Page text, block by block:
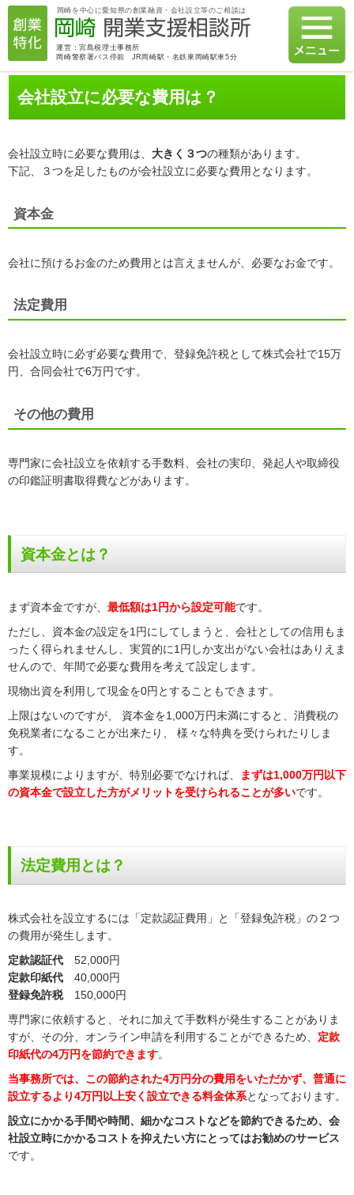
岡崎を中心に愛知県の創業融資・会社設立等のご相談は
運営：宮島税理士事務所
岡崎警察署バス停前 JR岡崎駅・名鉄東岡崎駅車5分
会社設立に必要な費用は？
会社設立時に必要な費用は、 大きく３つの種類があります。
下記、３つを足したものが会社設立に必要な費用となります。
資本金
会社に預けるお金のため費用とは言えませんが、必要なお金です。
法定費用
会社設立時に必ず必要な費用で、登録免許税として株式会社で15万
円、合同会社で6万円です。
その他の費用
専門家に会社設立を依頼する手数料、会社の実印、発起人や取締役
の印鑑証明書取得費などがあります。
資本金とは？
まず資本金ですが、 最低額は1円から設定可能です。
ただし、資本金の設定を1円にしてしまうと、会社としての信用もま
ったく得られませんし、実質的に1円しか支出がない会社はありえま
せんので、年間で必要な費用を考えて設定します。
現物出資を利用して現金を0円とすることもできます。
上限はないのですが、 資本金を1,000万円未満にすると、消費税の
免税業者になることが出来たり、 様々な特典を受けられたりしま
す。
事業規模によりますが、特別必要でなければ、
まずは1,000万円以下
の資本金で設立した方がメリットを受けられることが多いです。
法定費用とは？
株式会社を設立するには「定款認証費用」と「登録免許税」の２つ
の費用が発生します。
定款認証代 52,000円
定款印紙代 40,000円
登録免許税 150,000円
専門家に依頼すると、それに加えて手数料が発生することがありま
すが、その分、オンライン申請を利用することができるため、 定款
印紙代の4万円を節約できます。
当事務所では、この節約された4万円分の費用をいただかず、普通に
設立するより4万円以上安く設立できる料金体系となっております。
設立にかかる手間や時間、細かなコストなどを節約できるため、会
社設立時にかかるコストを抑えたい方にとってはお勧めのサービス
です。